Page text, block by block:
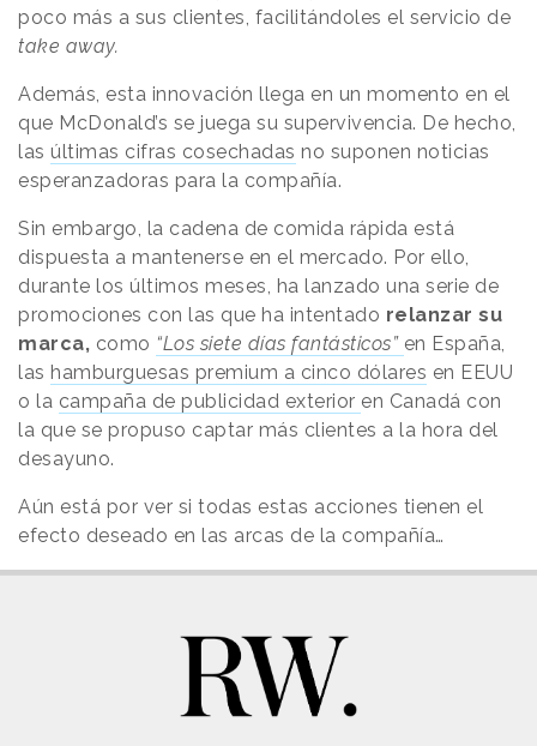
poco más a sus clientes, facilitándoles el servicio de
take away.
Además, esta innovación llega en un momento en el
que McDonald’s se juega su supervivencia. De hecho,
las últimas cifras cosechadas no suponen noticias
esperanzadoras para la compañía.
Sin embargo, la cadena de comida rápida está
dispuesta a mantenerse en el mercado. Por ello,
durante los últimos meses, ha lanzado una serie de
promociones con las que ha intentado relanzar su
marca, como “Los siete días fantásticos” en España,
las hamburguesas premium a cinco dólares en EEUU
o la campaña de publicidad exterior en Canadá con
la que se propuso captar más clientes a la hora del
desayuno.
Aún está por ver si todas estas acciones tienen el
efecto deseado en las arcas de la compañía…